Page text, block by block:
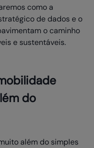
como a
de dados e o
o caminho
e sustentáveis.
do
além do simples